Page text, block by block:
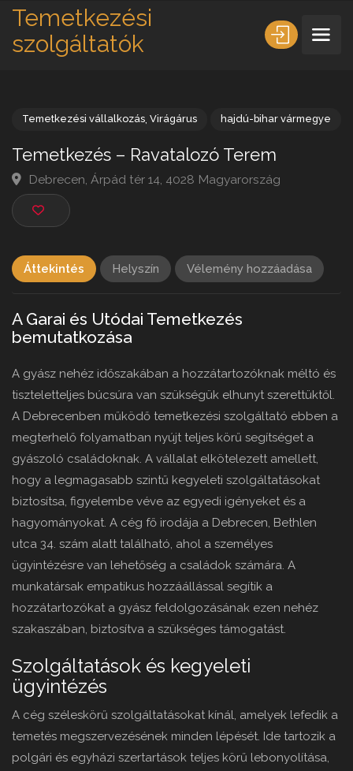
Temetkezési
szolgáltatók
Temetkezés – Ravatalozó Terem
Debrecen, Árpád tér 14, 4028 Magyarország
Áttekintés Helyszín Vélemény hozzáadása
A Garai és Utódai Temetkezés
bemutatkozása
A gyász nehéz időszakában a hozzátartozóknak méltó és
tiszteletteljes búcsúra van szükségük elhunyt szerettüktől.
A Debrecenben működő temetkezési szolgáltató ebben a
megterhelő folyamatban nyújt teljes körű segítséget a
gyászoló családoknak. A vállalat elkötelezett amellett,
hogy a legmagasabb szintű kegyeleti szolgáltatásokat
biztosítsa, figyelembe véve az egyedi igényeket és a
hagyományokat. A cég fő irodája a Debrecen, Bethlen
utca 34. szám alatt található, ahol a személyes
ügyintézésre van lehetőség a családok számára. A
munkatársak empatikus hozzáállással segítik a
hozzátartozókat a gyász feldolgozásának ezen nehéz
szakaszában, biztosítva a szükséges támogatást.
Szolgáltatások és kegyeleti
ügyintézés
A cég széleskörű szolgáltatásokat kínál, amelyek lefedik a
temetés megszervezésének minden lépését. Ide tartozik a
polgári és egyházi szertartások teljes körű lebonyolítása,